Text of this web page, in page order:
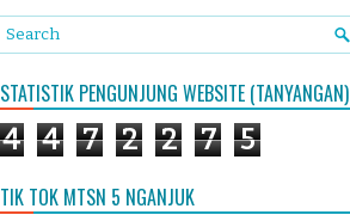
STATISTIK PENGUNJUNG WEBSITE (TANYANGAN)
4 4 7 2 2 7 5
TIK TOK MTSN 5 NGANJUK